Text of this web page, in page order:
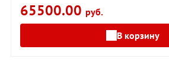
65500.00 руб.
В корзину